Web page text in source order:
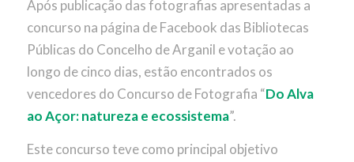
Após publicação das fotografias apresentadas a
concurso na página de Facebook das Bibliotecas
Públicas do Concelho de Arganil e votação ao
longo de cinco dias, estão encontrados os
vencedores do Concurso de Fotografia “Do Alva
ao Açor: natureza e ecossistema”.
Este concurso teve como principal objetivo